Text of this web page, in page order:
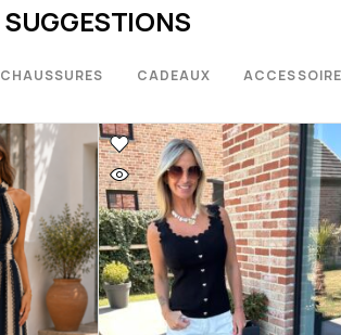
SUGGESTIONS
CHAUSSURES CADEAUX